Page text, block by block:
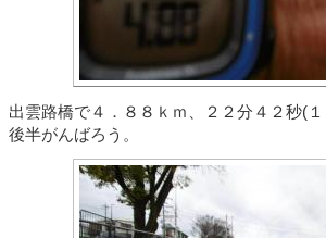
出雲路橋で４．８８ｋｍ、２２分４２秒(
後半がんばろう。